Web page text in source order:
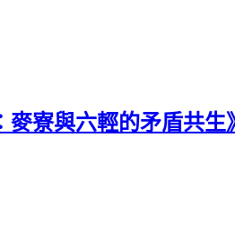
寮與六輕的矛盾共生